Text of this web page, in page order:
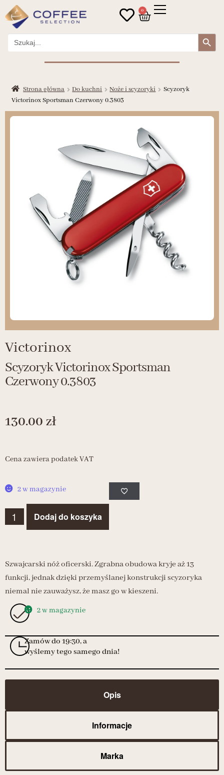
0
Search
for:
Search Button
Strona główna Do kuchni Noże i scyzoryki
Scyzoryk
Victorinox Sportsman Czerwony 0.3803
Victorinox
Scyzoryk Victorinox Sportsman
Czerwony 0.3803
130.00 zł
Cena zawiera podatek VAT
2 w magazynie
Dodaj do koszyka
Szwajcarski nóż oficerski. Zgrabna obudowa kryje aż 13
funkcji, jednak dzięki przemyślanej konstrukcji scyzoryka
niemal nie zauważysz, że masz go w kieszeni.
2 w magazynie
Zamów do 19:30, a
wyślemy tego samego dnia!
Opis
Informacje
Marka